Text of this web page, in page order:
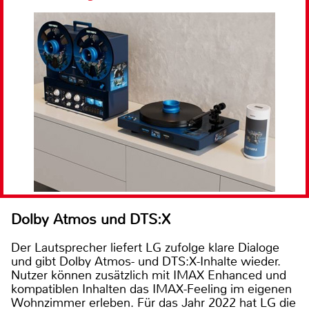
Dolby Atmos und DTS:X
Der Lautsprecher liefert LG zufolge klare Dialoge
und gibt Dolby Atmos- und DTS:X-Inhalte wieder.
Nutzer können zusätzlich mit IMAX Enhanced und
kompatiblen Inhalten das IMAX-Feeling im eigenen
Wohnzimmer erleben. Für das Jahr 2022 hat LG die